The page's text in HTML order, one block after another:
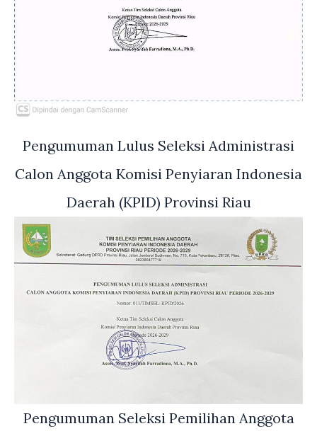
Pengumuman Lulus Seleksi Administrasi
Calon Anggota Komisi Penyiaran Indonesia
Daerah (KPID) Provinsi Riau
Pengumuman Seleksi Pemilihan Anggota